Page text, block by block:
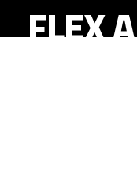
FLEX